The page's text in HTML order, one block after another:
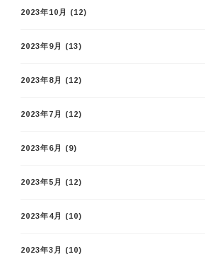
2023年10月 (12)
2023年9月 (13)
2023年8月 (12)
2023年7月 (12)
2023年6月 (9)
2023年5月 (12)
2023年4月 (10)
2023年3月 (10)